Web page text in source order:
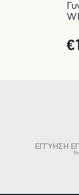
€
ΕΓΓΥΗΣΗ